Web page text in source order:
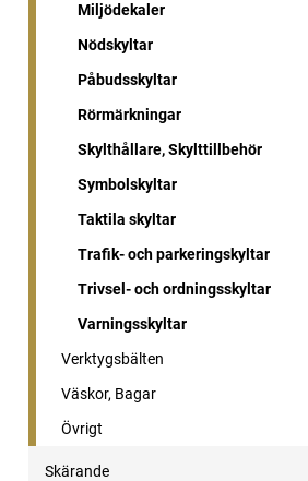
Miljödekaler
Nödskyltar
Påbudsskyltar
Rörmärkningar
Skylthållare, Skylttillbehör
Symbolskyltar
Taktila skyltar
Trafik- och parkeringskyltar
Trivsel- och ordningsskyltar
Varningsskyltar
Verktygsbälten
Väskor, Bagar
Övrigt
Skärande